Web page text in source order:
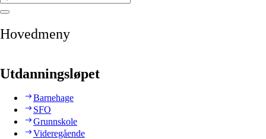
Hovedmeny
Utdanningsløpet
Barnehage
SFO
Grunnskole
Videregående